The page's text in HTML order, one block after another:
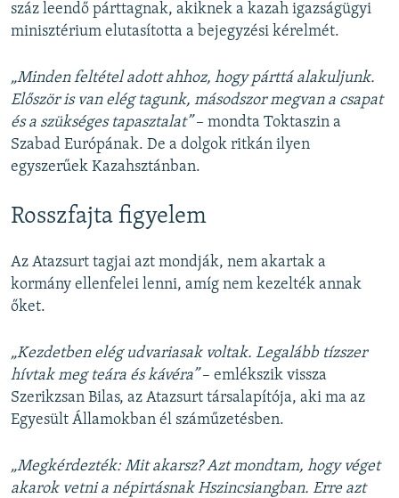
száz leendő párttagnak, akiknek a kazah igazságügyi
minisztérium elutasította a bejegyzési kérelmét.
„Minden feltétel adott ahhoz, hogy párttá alakuljunk.
Először is van elég tagunk, másodszor megvan a csapat
és a szükséges tapasztalat” – mondta Toktaszin a
Szabad Európának. De a dolgok ritkán ilyen
egyszerűek Kazahsztánban.
Rosszfajta figyelem
Az Atazsurt tagjai azt mondják, nem akartak a
kormány ellenfelei lenni, amíg nem kezelték annak
őket.
„Kezdetben elég udvariasak voltak. Legalább tízszer
hívtak meg teára és kávéra”– emlékszik vissza
Szerikzsan Bilas, az Atazsurt társalapítója, aki ma az
Egyesült Államokban él száműzetésben.
„Megkérdezték: Mit akarsz? Azt mondtam, hogy véget
akarok vetni a népirtásnak Hszincsiangban. Erre azt